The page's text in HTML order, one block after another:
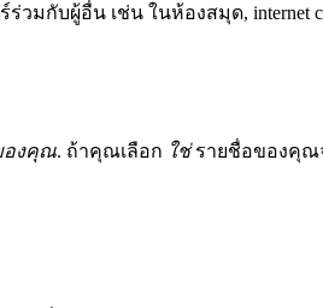
กับผู้อื่น เช่น ในห้องสมุด, internet
องคุณ. ถ้าคุณเลือก ใช่รายชื่อของคุณ